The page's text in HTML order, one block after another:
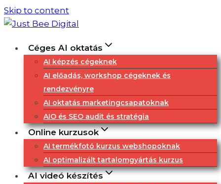
Skip to content
Céges AI oktatás
AI képzés cégeknek
AI előadás, workshop cégeknek és
rendezvényre
AI oktatás marketingcsapatoknak
AIO és SEO audit és stratégia
Online kurzusok
AI termékfotó kurzus webshopoknak
AI optimalizált tartalomgyártás kurzus
AI videó készítés